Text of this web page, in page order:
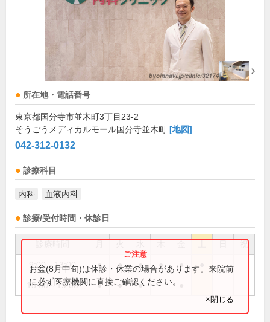
所在地・電話番号
東京都国分寺市並木町3丁目23-2
そうごうメディカルモール国分寺並木町 [地図]
042-312-0132
診療科目
内科 血液内科
診療/受付時間・休診日
祝
9:00～13:00 ● ● ● ● ●
15:00～19:00 ● ● ●
お盆(8月中旬)は休診・休業の場合があります。来院前
に必ず医療機関に直接ご確認ください。
×閉じる